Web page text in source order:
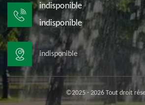
indisponible
indisponible
indisponible
©2025 - 2026 Tout droit